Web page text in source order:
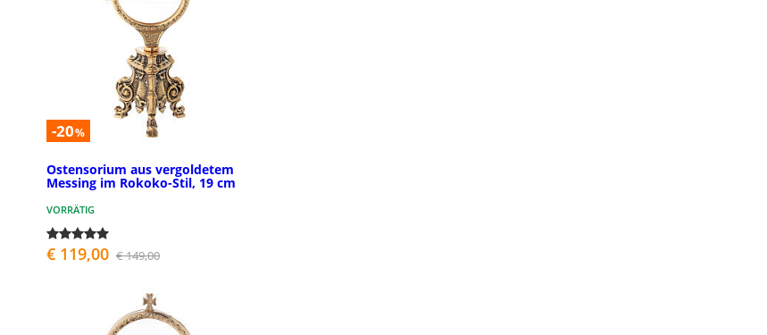
-20%
Ostensorium aus vergoldetem
Messing im Rokoko-Stil, 19 cm
VORRÄTIG
€ 119,00 € 149,00